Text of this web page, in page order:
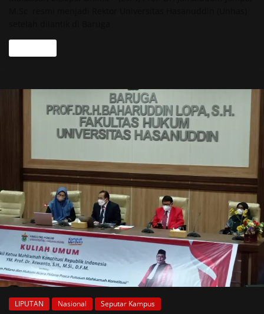
LIPUTAN Nasional Seputar Kampus